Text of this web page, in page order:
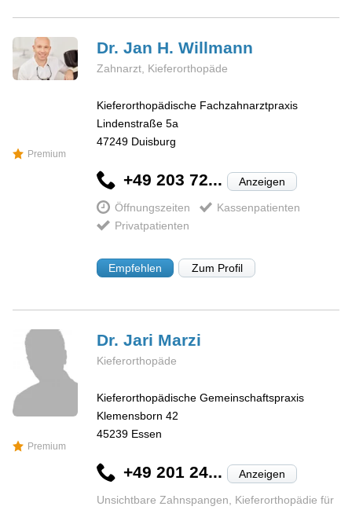
Premium
Dr. Jan H.Willmann
Zahnarzt, Kieferorthopäde
Kieferorthopädische Fachzahnarztpraxis
Lindenstraße 5a
47249 Duisburg
+49 203 72... Anzeigen
Öffnungszeiten
Kassenpatienten
Privatpatienten
Empfehlen Zum Profil
Premium
Dr. Jari Marzi
Kieferorthopäde
Kieferorthopädische Gemeinschaftspraxis
Klemensborn 42
45239 Essen
+49 201 24... Anzeigen
Unsichtbare Zahnspangen, Kieferorthopädie für